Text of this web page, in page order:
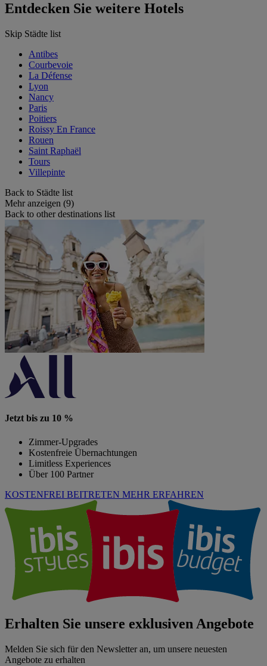
Entdecken Sie weitere Hotels
Skip Städte list
Antibes
Courbevoie
La Défense
Lyon
Nancy
Paris
Poitiers
Roissy En France
Rouen
Saint Raphaël
Tours
Villepinte
Back to Städte list
Mehr anzeigen (9)
Back to other destinations list
Jetzt bis zu 10 %
Zimmer-Upgrades
Kostenfreie Übernachtungen
Limitless Experiences
Über 100 Partner
KOSTENFREI BEITRETEN MEHR ERFAHREN
Erhalten Sie unsere exklusiven Angebote
Melden Sie sich für den Newsletter an, um unsere neuesten
Angebote zu erhalten